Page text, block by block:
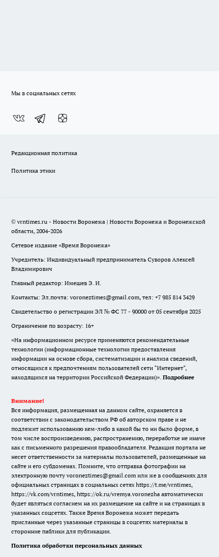
Мы в социальных сетях
Редакционная политика
Политика этики
© vrntimes.ru - Новости Воронежа | Новости Воронежа и Воронежской
области, 2004-2026
Сетевое издание «Время Воронежа»
Учредитель: Индивидуальный предприниматель Суворов Алексей
Владимирович
Главный редактор: Имешев Э. И.
Контакты: Эл.почта: voroneztimes@gmail.com, тел: +7 985 814 3429
Свидетельство о регистрации ЭЛ № ФС 77 - 90000 от 05 сентября 2025
Ограничение по возрасту: 16+
«На информационном ресурсе применяются рекомендательные
технологии (информационные технологии предоставления
информации на основе сбора, систематизации и анализа сведений,
относящихся к предпочтениям пользователей сети "Интернет",
находящихся на территории Российской Федерации)». Подробнее
Внимание!
Вся информация, размещенная на данном сайте, охраняется в
соответствии с законодательством РФ об авторском праве и не
подлежит использованию кем-либо в какой бы то ни было форме, в
том числе воспроизведению, распространению, переработке не иначе
как с письменного разрешения правообладателя. Редакция портала не
несет ответственности за материалы пользователей, размещенные на
сайте и его субдоменах. Помните, что отправка фотографии на
электронную почту voroneztimes@gmail.com или же в сообщениях для
официальных страницах в социальных сетях https://t.me/vrntimes,
https://vk.com/vrntimes, https://ok.ru/vremya.voronezha автоматически
будет являться согласием на их размещение на сайте и на страницах в
указанных соцсетях. Также Время Воронежа может передать
присланные через указанные страницы в соцсетях материалы в
сторонние паблики для публикации.
Политика обработки персональных данных